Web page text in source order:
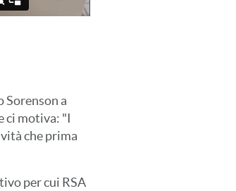
Sorenson a
ci motiva: "I
che prima
per cui RSA